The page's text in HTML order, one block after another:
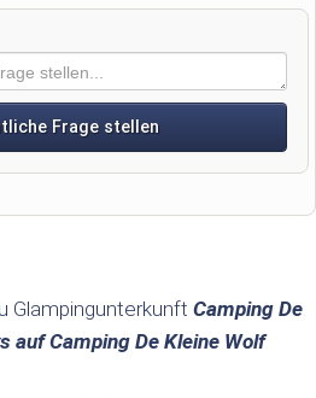
Frage stellen
Glampingunterkunft Camping De
auf Camping De Kleine Wolf